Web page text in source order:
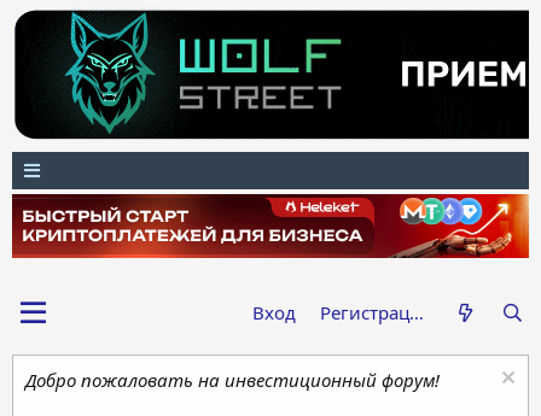
Вход Регистрация
Добро пожаловать на инвестиционный форум!